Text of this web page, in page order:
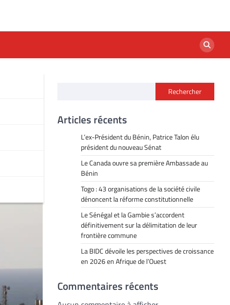
Rechercher
Articles récents
L’ex-Président du Bénin, Patrice Talon élu
président du nouveau Sénat
Le Canada ouvre sa première Ambassade au
Bénin
Togo : 43 organisations de la société civile
dénoncent la réforme constitutionnelle
Le Sénégal et la Gambie s’accordent
définitivement sur la délimitation de leur
frontière commune
La BIDC dévoile les perspectives de croissance
en 2026 en Afrique de l’Ouest
Commentaires récents